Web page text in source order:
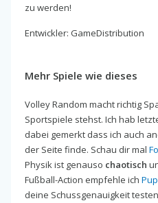
zu werden!
Entwickler: GameDistribution
Mehr Spiele wie dieses
Volley Random macht richtig
Sportspiele stehst. Ich hab
dabei gemerkt dass ich auch
der Seite finde. Schau dir mal
Physik ist genauso chaotisch
Fußball-Action empfehle ich
deine Schussgenauigkeit